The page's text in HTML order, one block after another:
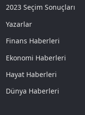
2023 Seçim Sonuçları
Yazarlar
Finans Haberleri
Ekonomi Haberleri
Hayat Haberleri
Dünya Haberleri